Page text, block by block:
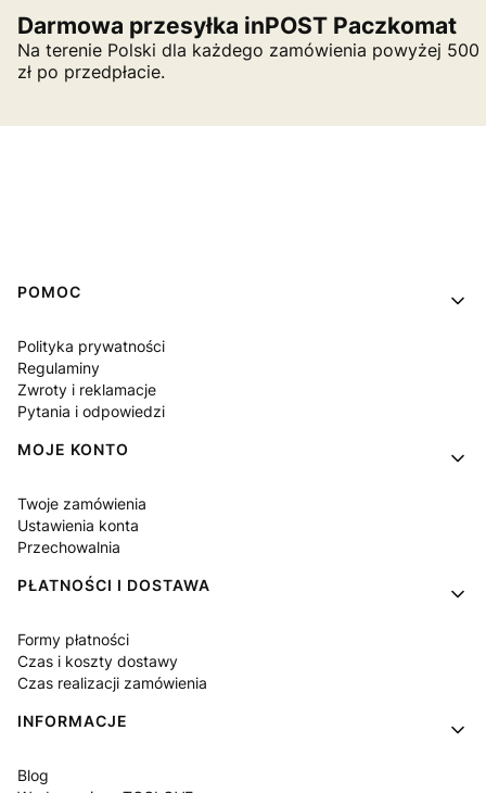
Darmowa przesyłka inPOST Paczkomat
Na terenie Polski dla każdego zamówienia powyżej 500
zł po przedpłacie.
Linki w stopce
POMOC
Polityka prywatności
Regulaminy
Zwroty i reklamacje
Pytania i odpowiedzi
MOJE KONTO
Twoje zamówienia
Ustawienia konta
Przechowalnia
PŁATNOŚCI I DOSTAWA
Formy płatności
Czas i koszty dostawy
Czas realizacji zamówienia
INFORMACJE
Blog